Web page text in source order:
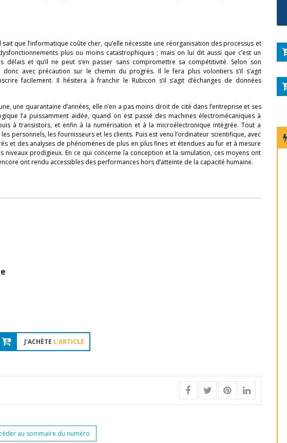
que l’informatique coûte cher, qu’elle nécessite une réorganisation des processus et
plus ou moins catastrophiques ; mais on lui dit aussi que c’est un
et qu’il ne peut s’en passer sans compromettre sa compétitivité. Selon son
donc avec précaution sur le chemin du progrès. Il le fera plus volontiers s’il s’agit
facilement. Il hésitera à franchir le Rubicon s’il s’agit d’échanges de données
une quarantaine d’années, elle n’en a pas moins droit de cité dans l’entreprise et ses
l’a puissamment aidée, quand on est passé des machines électromécaniques à
à transistors, et enfin à la numérisation et à la microélectronique intégrée. Tout a
personnels, les fournisseurs et les clients. Puis est venu l’ordinateur scientifique, avec
et des analyses de phénomènes de plus en plus fines et étendues au fur et à mesure
prodigieux. En ce qui concerne la conception et la simulation, ces moyens ont
ont rendu accessibles des performances hors d’atteinte de la capacité humaine.
J'ACHÈTE L'ARTICLE
au sommaire du numéro